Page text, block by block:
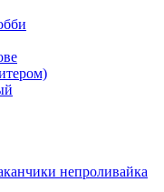
непроливайка